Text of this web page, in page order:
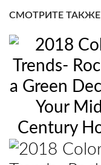
СМОТРИТЕ ТАКЖЕ